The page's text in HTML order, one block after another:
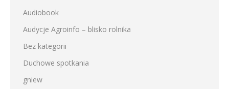
Audiobook
Audycje Agroinfo – blisko rolnika
Bez kategorii
Duchowe spotkania
gniew